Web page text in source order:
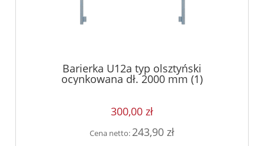
Barierka U12a typ olsztyński
ocynkowana dł. 2000 mm (1)
300,00 zł
Cena netto: 243,90 zł